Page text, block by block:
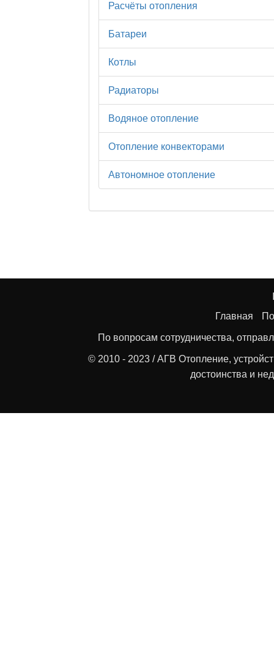
Расчёты отопления
Батареи
Котлы
Радиаторы
Водяное отопление
Отопление конвекторами
Автономное отопление
Главная
По вопросам сотрудничества,
© 2010 - 2023 / АГВ Отопление,
достоинства и